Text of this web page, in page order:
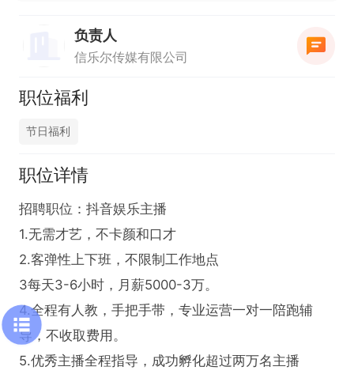
负责人
信乐尔传媒有限公司
职位福利
节日福利
职位详情
招聘职位：抖音娱乐主播
1.无需才艺，不卡颜和口才
2.客弹性上下班，不限制工作地点
3每天3-6小时，月薪5000-3万。
4.全程有人教，手把手带，专业运营一对一陪跑辅
导，不收取费用。
5.优秀主播全程指导，成功孵化超过两万名主播